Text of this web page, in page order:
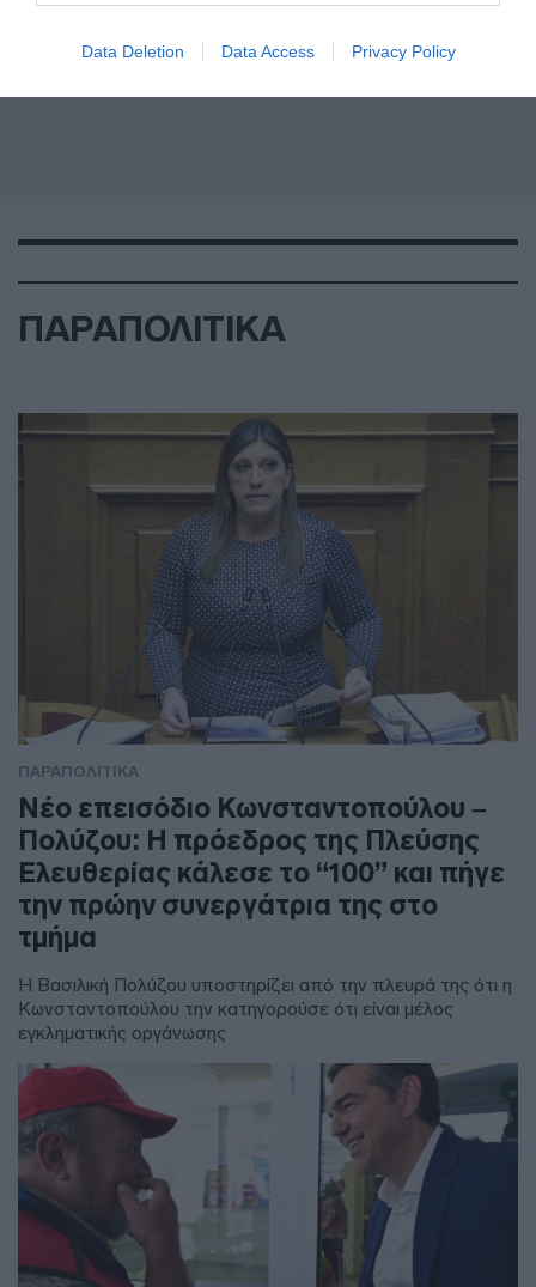
Data Deletion Data Access Privacy Policy
ΠΑΡΑΠΟΛΙΤΙΚΑ
ΠΑΡΑΠΟΛΙΤΙΚΑ
Νέο επεισόδιο Κωνσταντοπούλου –
Πολύζου: Η πρόεδρος της Πλεύσης
Ελευθερίας κάλεσε το “100” και πήγε
την πρώην συνεργάτρια της στο
τμήμα
Η Βασιλική Πολύζου υποστηρίζει από την πλευρά της ότι η
Κωνσταντοπούλου την κατηγορούσε ότι είναι μέλος
εγκληματικής οργάνωσης